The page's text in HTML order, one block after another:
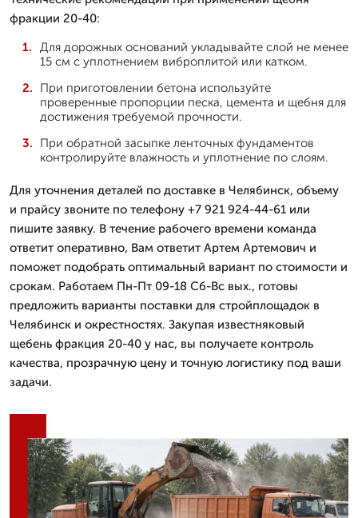
фракции 20-40:
Для дорожных оснований укладывайте слой не менее
15 см с уплотнением виброплитой или катком.
При приготовлении бетона используйте
проверенные пропорции песка, цемента и щебня для
достижения требуемой прочности.
При обратной засыпке ленточных фундаментов
контролируйте влажность и уплотнение по слоям.
Для уточнения деталей по доставке в Челябинск, объему
и прайсу звоните по телефону +7 921 924-44-61 или
пишите заявку. В течение рабочего времени команда
ответит оперативно, Вам ответит Артем Артемович и
поможет подобрать оптимальный вариант по стоимости и
срокам. Работаем Пн-Пт 09-18 Сб-Вс вых., готовы
предложить варианты поставки для стройплощадок в
Челябинск и окрестностях. Закупая известняковый
щебень фракция 20-40 у нас, вы получаете контроль
качества, прозрачную цену и точную логистику под ваши
задачи.